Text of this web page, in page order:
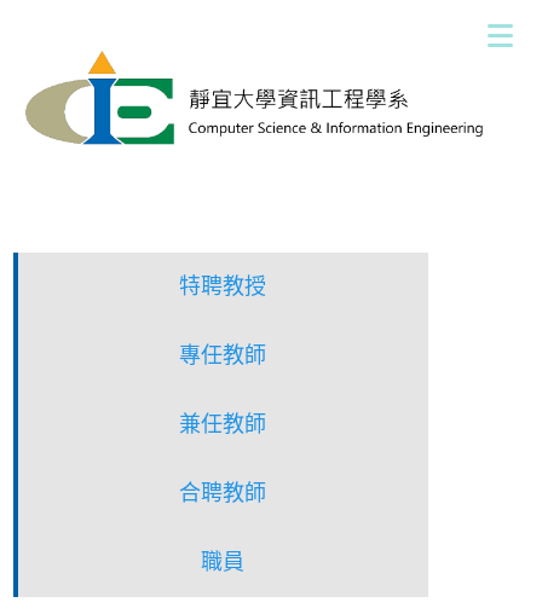
內
特聘教授
專任教師
兼任教師
合聘教師
職員